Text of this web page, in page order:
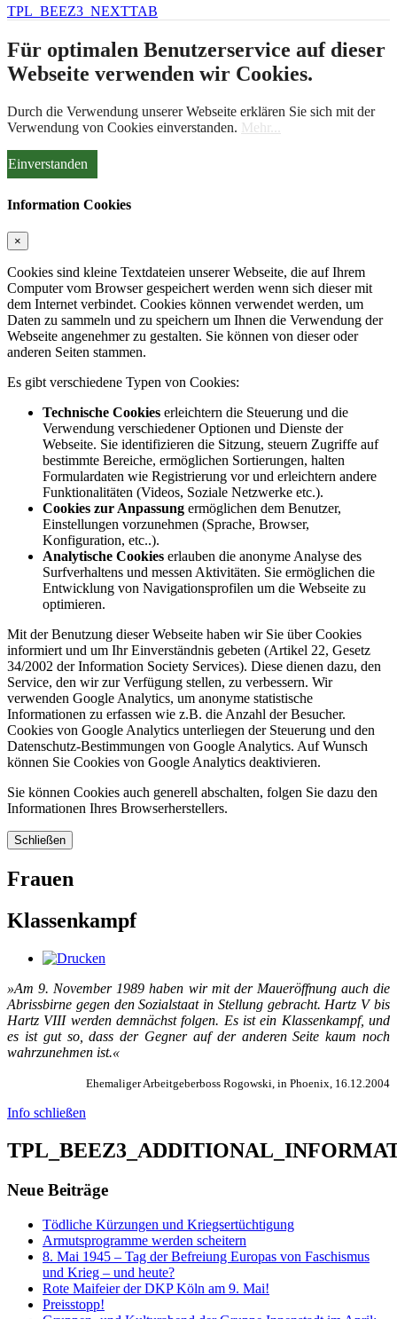
TPL_BEEZ3_NEXTTAB
Für optimalen Benutzerservice auf dieser
Webseite verwenden wir Cookies.
Durch die Verwendung unserer Webseite erklären Sie sich mit der
Verwendung von Cookies einverstanden. Mehr...
Einverstanden
Information Cookies
×
Cookies sind kleine Textdateien unserer Webseite, die auf Ihrem
Computer vom Browser gespeichert werden wenn sich dieser mit
dem Internet verbindet. Cookies können verwendet werden, um
Daten zu sammeln und zu speichern um Ihnen die Verwendung der
Webseite angenehmer zu gestalten. Sie können von dieser oder
anderen Seiten stammen.
Es gibt verschiedene Typen von Cookies:
Technische Cookies erleichtern die Steuerung und die
Verwendung verschiedener Optionen und Dienste der
Webseite. Sie identifizieren die Sitzung, steuern Zugriffe auf
bestimmte Bereiche, ermöglichen Sortierungen, halten
Formulardaten wie Registrierung vor und erleichtern andere
Funktionalitäten (Videos, Soziale Netzwerke etc.).
Cookies zur Anpassung ermöglichen dem Benutzer,
Einstellungen vorzunehmen (Sprache, Browser,
Konfiguration, etc..).
Analytische Cookies erlauben die anonyme Analyse des
Surfverhaltens und messen Aktivitäten. Sie ermöglichen die
Entwicklung von Navigationsprofilen um die Webseite zu
optimieren.
Mit der Benutzung dieser Webseite haben wir Sie über Cookies
informiert und um Ihr Einverständnis gebeten (Artikel 22, Gesetz
34/2002 der Information Society Services). Diese dienen dazu, den
Service, den wir zur Verfügung stellen, zu verbessern. Wir
verwenden Google Analytics, um anonyme statistische
Informationen zu erfassen wie z.B. die Anzahl der Besucher.
Cookies von Google Analytics unterliegen der Steuerung und den
Datenschutz-Bestimmungen von Google Analytics. Auf Wunsch
können Sie Cookies von Google Analytics deaktivieren.
Sie können Cookies auch generell abschalten, folgen Sie dazu den
Informationen Ihres Browserherstellers.
Schließen
Frauen
Klassenkampf
»Am 9. No­vem­ber 1989 ha­ben wir mit der Mau­er­öff­nung auch die
Ab­riss­bir­ne ge­gen den So­zi­al­staat in Stel­lung ge­bracht. Hartz V bis
Hartz VIII wer­den dem­nächst fol­gen. Es ist ein Klas­sen­kampf, und
es ist gut so, dass der Geg­ner auf der an­de­ren Sei­te kaum noch
wahr­zu­neh­men ist.«
Ehemaliger Arbeitgeberboss Rogowski, in Phoenix, 16.12.2004
Info schließen
Neue Beiträge
Tödliche Kürzungen und Kriegsertüchtigung
Armutsprogramme werden scheitern
8. Mai 1945 – Tag der Befreiung Europas von Faschismus
und Krieg – und heute?
Rote Maifeier der DKP Köln am 9. Mai!
Preisstopp!